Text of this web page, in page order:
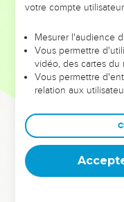
leurs frères, et je
Et il arrivera que
qu'il dira en mon nom,
Seulement, le
une parole que je ne lui
parlera au nom
Et si tu dis dans ton
parole que l'Éternel n'a
Quand le prophète
chose n'aura pas lieu
votre compte
Mesurer l'audience
Vous permettre
vidéo, des cartes du
Vous permettre
relation aux